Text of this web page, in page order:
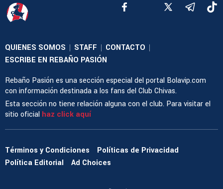
QUIENES SOMOS | STAFF | CONTACTO |
ESCRIBE EN REBAÑO PASIÓN
Rebaño Pasión es una sección especial del portal Bolavip.com
con información destinada a los fans del Club Chivas.
Esta sección no tiene relación alguna con el club. Para visitar el
sitio oficial haz click aquí
Términos y Condiciones
Políticas de Privacidad
Política Editorial
Ad Choices